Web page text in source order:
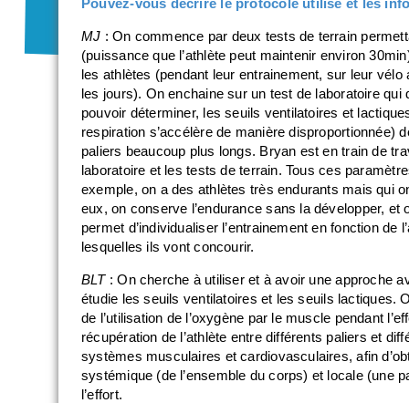
Pouvez-vous décrire le protocole utilisé et les
MJ : On commence par deux tests de terrain
(puissance que l’athlète peut maintenir environ
les athlètes (pendant leur entrainement, sur leur
les jours). On enchaine sur un test de laboratoire qui
pouvoir déterminer, les seuils ventilatoires et
respiration s’accélère de manière disproportionnée)
paliers beaucoup plus longs. Bryan est en train de
laboratoire et les tests de terrain. Tous ces
exemple, on a des athlètes très endurants mais qui
eux, on conserve l’endurance sans la développer,
permet d’individualiser l’entrainement en fonction
lesquelles ils vont concourir.
BLT: On cherche à utiliser et à avoir une approche
étudie les seuils ventilatoires et les seuils lactiques.
de l’utilisation de l’oxygène par le muscle pendant
récupération de l’athlète entre différents paliers et
systèmes musculaires et cardiovasculaires, afin
systémique (de l’ensemble du corps) et locale (une
l’effort.